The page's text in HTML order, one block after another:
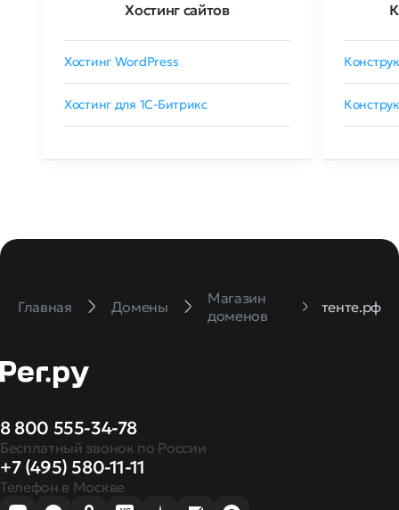
Хостинг сайтов
Хостинг WordPress
Хостинг для 1C-Битрикс
Главная Домены
Магазин
доменов
тенте.рф
8 800 555-34-78
Бесплатный звонок по России
+7 (495) 580-11-11
Телефон в Москве